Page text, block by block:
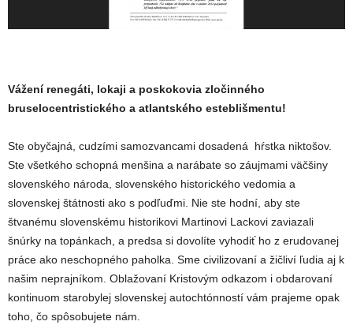
Vážení renegáti, lokaji a poskokovia zločinného
bruselocentristického a atlantského esteblišmentu!
Ste obyčajná, cudzími samozvancami dosadená hŕstka niktošov.
Ste všetkého schopná menšina a narábate so záujmami väčšiny
slovenského národa, slovenského historického vedomia a
slovenskej štátnosti ako s podľuďmi. Nie ste hodní, aby ste
štvanému slovenskému historikovi Martinovi Lackovi zaviazali
šnúrky na topánkach, a predsa si dovolíte vyhodiť ho z erudovanej
práce ako neschopného paholka. Sme civilizovaní a žičliví ľudia aj k
našim neprajníkom. Oblažovaní Kristovým odkazom i obdarovaní
kontinuom starobylej slovenskej autochtónností vám prajeme opak
toho, čo spôsobujete nám.